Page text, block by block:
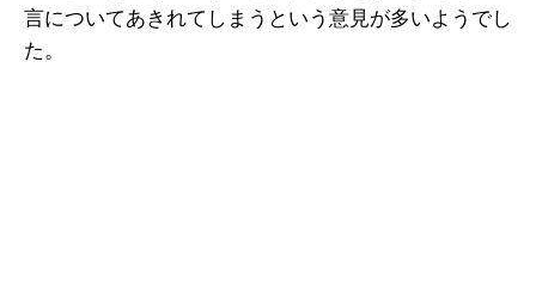
言についてあきれてしまうという意見が多いようでし
た。